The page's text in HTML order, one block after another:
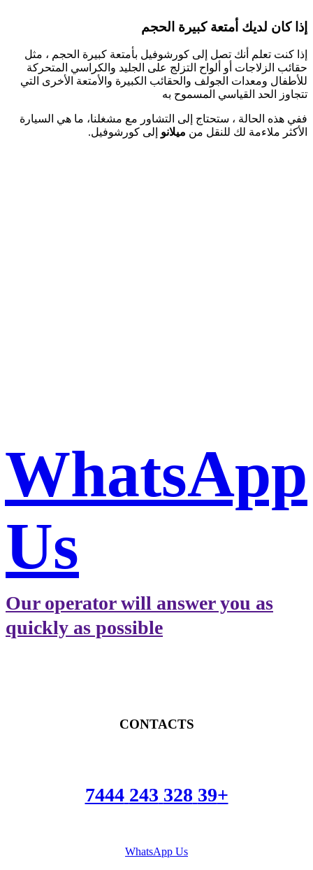
إذا كان لديك أمتعة كبيرة الحجم
إذا كنت تعلم أنك تصل إلى كورشوفيل بأمتعة كبيرة الحجم ، مثل
حقائب الزلاجات أو ألواح التزلج على الجليد والكراسي المتحركة
للأطفال ومعدات الجولف والحقائب الكبيرة والأمتعة الأخرى التي
تتجاوز الحد القياسي المسموح به
ففي هذه الحالة ، ستحتاج إلى التشاور مع مشغلنا، ما هي السيارة
الأكثر ملاءمة لك للنقل من ميلانو إلى كورشوفيل.
WhatsApp
Us
Our operator will answer you as
quickly as possible
CONTACTS
+39 328 243 7444
WhatsApp Us